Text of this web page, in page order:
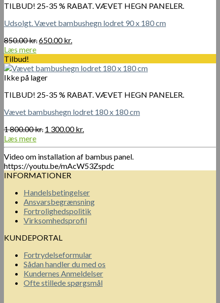
TILBUD! 25-35 % RABAT. VÆVET HEGN PANELER.
Udsolgt. Vævet bambushegn lodret 90 x 180 cm
850.00kr.Den
var:
850.00 kr..
650.00kr.
er:
Læs mere
Tilbud!
Ikke på lager
TILBUD! 25-35 % RABAT. VÆVET HEGN PANELER.
Vævet bambushegn lodret 180 x 180 cm
1 800.00kr. Den
pris
var:
1
800.00 kr..
1 300.00kr.
pris
er:
1
Læs mere
Video om installation af bambus panel.
https://youtu.be/mAcW53Zspdc
INFORMATIONER
Handelsbetingelser
Ansvarsbegrænsning
Fortrolighedspolitik
Virksomhedsprofil
KUNDEPORTAL
Fortrydelseformular
Sådan handler du med os
Kundernes Anmeldelser
Ofte stillede spørgsmål